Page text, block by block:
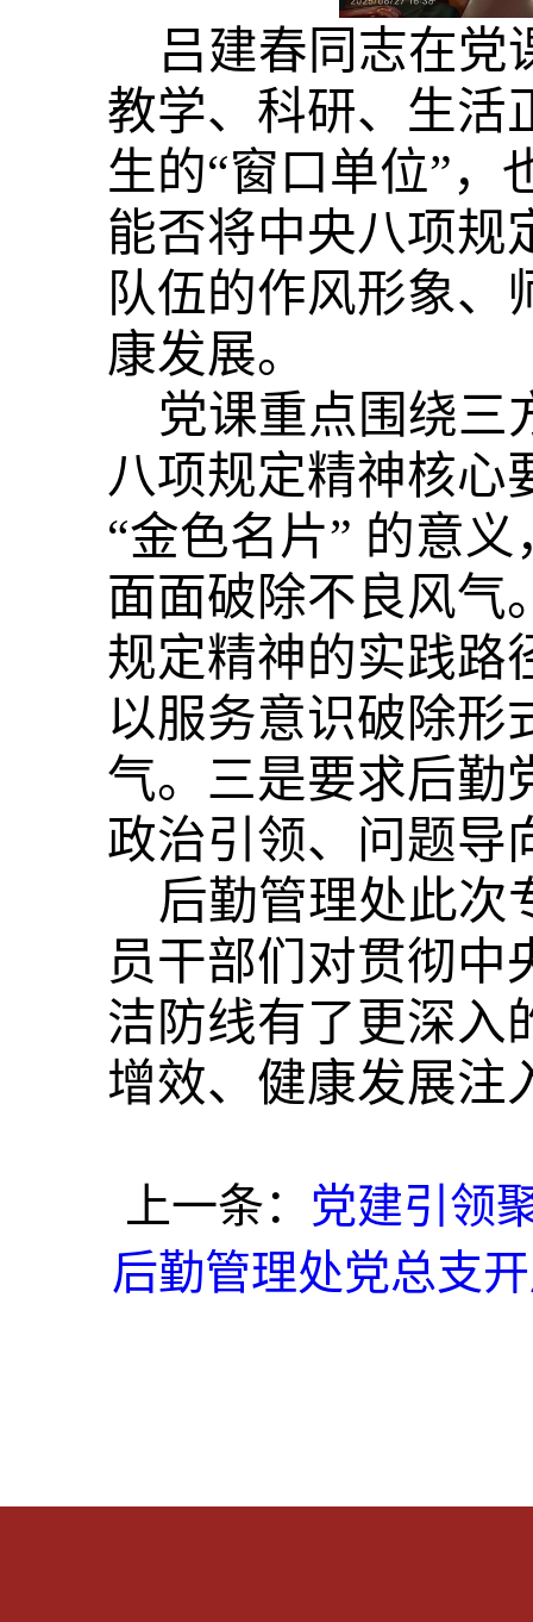
吕建春同志在党
教学、科研、生活
生的“窗口单位”，
能否将中央八项规
队伍的作风形象
康发展。
党课重点围绕三
八项规定精神核心
“金色名片” 的意
面面破除不良风气
规定精神的实践路
以服务意识破除形
气。三是要求后勤
政治引领、问题导
后勤管理处此次
员干部们对贯彻中
洁防线有了更深入
增效、健康发展注
上一条： 党建引领
后勤管理处党总支